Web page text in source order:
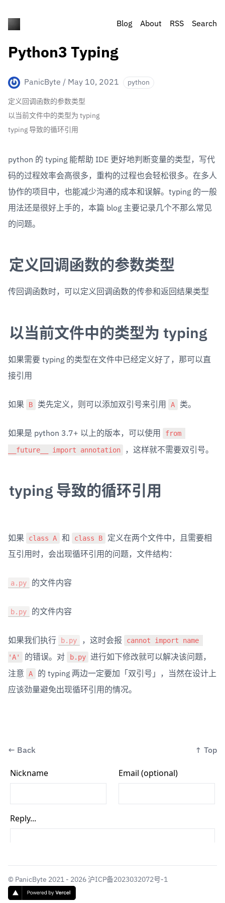
Blog About RSS Search
Python3 Typing
PanicByte / May 10, 2021 python
python 的 typing 能帮助 IDE 更好地判断变量的类型，写代
码的过程效率会高很多，重构的过程也会轻松很多。在多人
协作的项目中，也能减少沟通的成本和误解。typing 的一般
用法还是很好上手的，本篇 blog 主要记录几个不那么常见
的问题。
定义回调函数的参数类型
传回调函数时，可以定义回调函数的传参和返回结果类型
以当前文件中的类型为 typing
如果需要 typing 的类型在文件中已经定义好了，那可以直
接引用
如果 B 类先定义，则可以添加双引号来引用 A 类。
如果是 python 3.7+ 以上的版本，可以使用 from
__future__ import annotation ，这样就不需要双引号。
typing 导致的循环引用
如果 class A 和 class B
定义在两个文件中，且需要相
互引用时，会出现循环引用的问题，文件结构：
a.py 的文件内容
b.py 的文件内容
如果我们执行 b.py ，这时会报 cannot import name
'A' 的错误。对 b.py 进行如下修改就可以解决该问题，
注意 A
的 typing 两边一定要加「双引号」，当然在设计上
应该劲量避免出现循环引用的情况。
定义回调函数的参数类型
以当前文件中的类型为 typing
typing 导致的循环引用
← Back ↑ Top
© PanicByte 2021 - 2026 沪ICP备2023032072号-1